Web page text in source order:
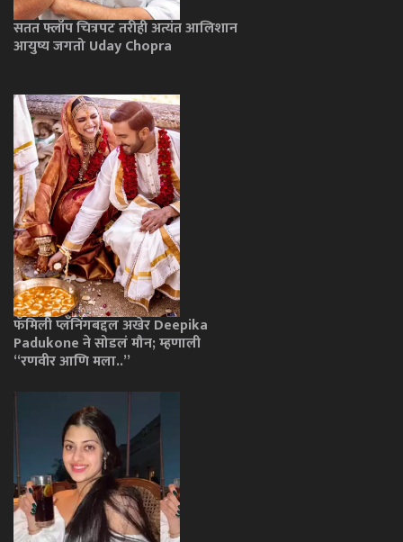
सतत फ्लॉप चित्रपट तरीही अत्यंत आलिशान
आयुष्य जगतो Uday Chopra
फॅमिली प्लॅनिंगबद्दल अखेर Deepika
Padukone ने सोडलं मौन; म्हणाली
“रणवीर आणि मला..”